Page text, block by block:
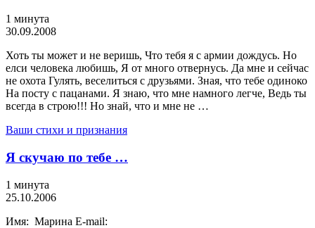
1 минута
30.09.2008
Хоть ты может и не веришь, Что тебя я с армии дождусь. Но
елси человека любишь, Я от много отвернусь. Да мне и сейчас
не охота Гулять, веселиться с друзьями. Зная, что тебе одиноко
На посту с пацанами. Я знаю, что мне намного легче, Ведь ты
всегда в строю!!! Но знай, что и мне не …
Ваши стихи и признания
Я скучаю по тебе …
1 минута
25.10.2006
Имя: Марина E-mail: